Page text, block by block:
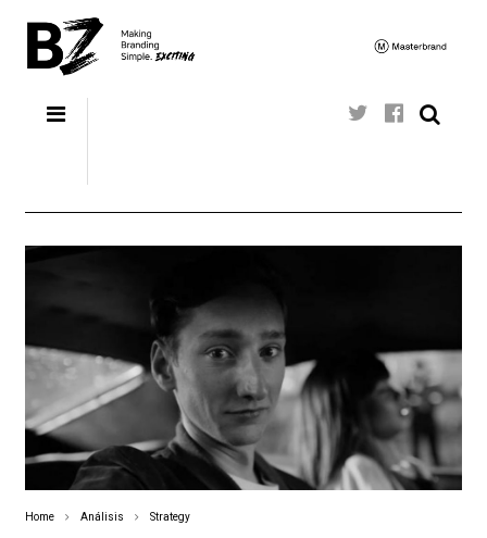
Home Análisis Strategy